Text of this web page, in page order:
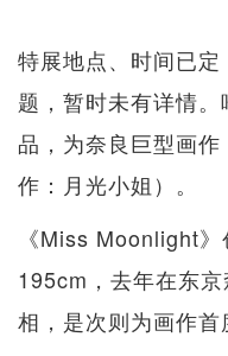
特展地点、时间已
题，暂时未有详情
品，为奈良巨型画
作：月光小姐）。
《Miss Moonlight
195cm，去年在东
相，是次则为画作首